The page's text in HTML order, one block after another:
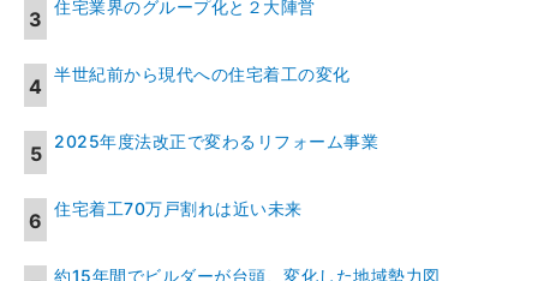
住宅業界のグループ化と２大陣営
半世紀前から現代への住宅着工の変化
2025年度法改正で変わるリフォーム事業
住宅着工70万戸割れは近い未来
約15年間でビルダーが台頭、変化した地域勢力図